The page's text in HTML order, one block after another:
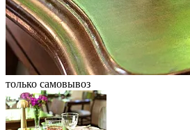
только самовывоз